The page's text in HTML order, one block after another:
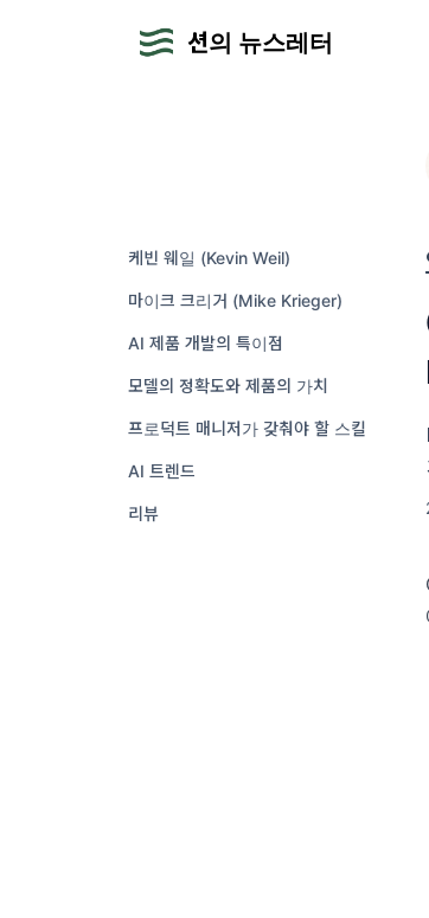
션의 뉴스레터
케빈 웨일 (Kevin Weil)
마이크 크리거 (Mike Krieger)
AI 제품 개발의 특이점
모델의 정확도와 제품의 가치
프로덕트 매니저가 갖춰야 할 스킬
AI 트렌드
리뷰